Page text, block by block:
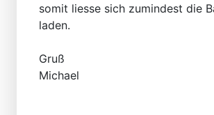
somit liesse sich zumindest die
laden.
Gruß
Michael